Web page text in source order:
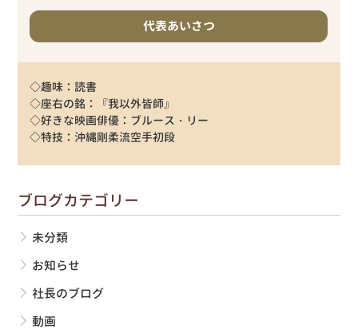
代表あいさつ
◇趣味：読書
◇座右の銘：『我以外皆師』
◇好きな映画俳優：ブルース・リー
◇特技：沖縄剛柔流空手初段
ブログカテゴリー
未分類
お知らせ
社長のブログ
動画